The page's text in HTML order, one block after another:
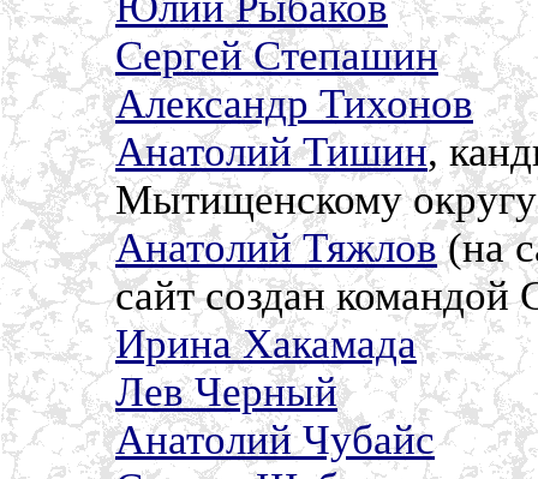
Сергей Степашин
Александр Тихонов
Анатолий Тишин,
Мытищенскому
Анатолий Тяжлов(на
сайт создан командой
Ирина Хакамада
Лев Черный
Анатолий Чубайс